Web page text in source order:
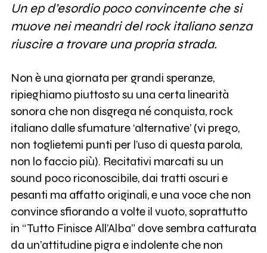
Un ep d’esordio poco convincente che si
muove nei meandri del rock italiano senza
riuscire a trovare una propria strada.
Non è una giornata per grandi speranze,
ripieghiamo piuttosto su una certa linearità
sonora che non disgrega né conquista, rock
italiano dalle sfumature ‘alternative’ (vi prego,
non toglietemi punti per l’uso di questa parola,
non lo faccio più). Recitativi marcati su un
sound poco riconoscibile, dai tratti oscuri e
pesanti ma affatto originali, e una voce che non
convince sfiorando a volte il vuoto, soprattutto
in “Tutto Finisce All’Alba” dove sembra catturata
da un’attitudine pigra e indolente che non